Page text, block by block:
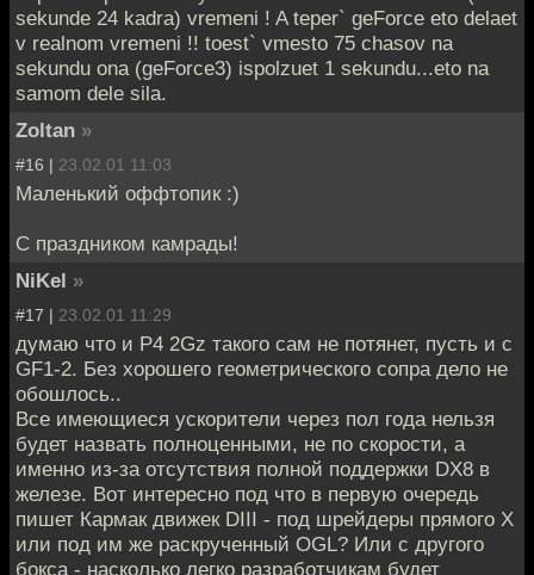
sekunde 24 kadra) vremeni ! A teper` geForce eto delaet
v realnom vremeni !! toest` vmesto 75 chasov na
sekundu ona (geForce3) ispolzuet 1 sekundu...eto na
samom dele sila.
Zoltan »
#16 | 23.02.01 11:03
Маленький оффтопик :)
С праздником камрады!
NiKel »
#17 | 23.02.01 11:29
думаю что и P4 2Gz такого сам не потянет, пусть и с
GF1-2. Без хорошего геометрического сопра дело не
обошлось..
Все имеющиеся ускорители через пол года нельзя
будет назвать полноценными, не по скорости, а
именно из-за отсутствия полной поддержки DX8 в
железе. Вот интересно под что в первую очередь
пишет Кармак движек DIII - под шрейдеры прямого Х
или под им же раскрученный OGL? Или с другого
бокса - насколько легко разработчикам будет